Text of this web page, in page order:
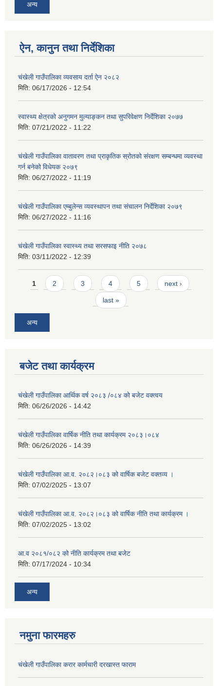
अन्य
ऐन, कानुन तथा निर्देशिका
चंखेली गाउँपालिका व्यवसाय दर्ता ऐन २०८२
मिति: 06/17/2026 - 12:54
स्वास्थ्य क्षेत्रको अनुगमन मुल्याङ्कन तथा सुपरिवेक्षण निर्देशिका २०७७
मिति: 07/21/2022 - 11:22
चंखेली गाउँपालिका वातावरण तथा प्राकृतिक स्रोतको संरक्षण सम्बन्धमा व्यवस्था
गर्न बनेको विधेयक २०७९
मिति: 06/27/2022 - 11:19
चंखेली गाउँपालिका एम्बुलेन्स व्यवस्थापन तथा संचालन निर्देशिका २०७९
मिति: 06/27/2022 - 11:16
चंखेली गाउँपालिका स्वास्थ्य तथा सरसफाइ नीति २०७८
मिति: 03/11/2022 - 12:39
Pages
1 2 3 4 5 next ›
last »
अन्य
बजेट तथा कार्यक्रम
चंखेली गाउँपालिका आर्थिक वर्ष २०८३ /०८४ को बजेट वक्त्वय
मिति: 06/26/2026 - 14:42
चंखेली गाउँपालिका वार्षिक नीति तथा कार्यक्रम २०८३।०८४
मिति: 06/26/2026 - 14:39
चंखेली गाउँपालिका आ.व. २०८२।०८३ को वार्षिक बजेट वक्तव्य ।
मिति: 07/02/2025 - 13:07
चंखेली गाउँपालिका आ.व. २०८२।०८३ को वार्षिक नीति तथा कार्यक्रम ।
मिति: 07/02/2025 - 13:02
आ.व २०८१/०८२ को नीति कार्यक्रम तथा बजेट
मिति: 07/17/2024 - 10:34
अन्य
नमुना फारमहरु
चंखेली गाउँपालिका करार कार्मचारी दरखास्त फाराम